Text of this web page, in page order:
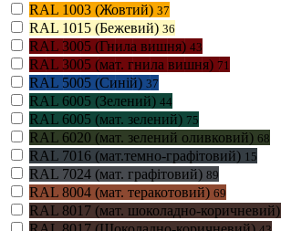
RAL 1003 (Жовтий) 37
RAL 1015 (Бежевий) 36
RAL 3005 (Гнила вишня) 43
RAL 3005 (мат. гнила вишня) 71
RAL 5005 (Синій) 37
RAL 6005 (Зелений) 44
RAL 6005 (мат. зелений) 75
RAL 6020 (мат. зелений оливковий) 68
RAL 7016 (мат.темно-графітовий) 15
RAL 7024 (мат. графітовий) 89
RAL 8004 (мат. теракотовий) 69
RAL 8017 (мат. шоколадно-коричневий)